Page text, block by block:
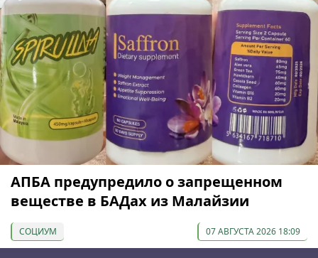
АПБА предупредило о запрещенном
веществе в БАДах из Малайзии
СОЦИУМ 07 АВГУСТА 2026 18:09